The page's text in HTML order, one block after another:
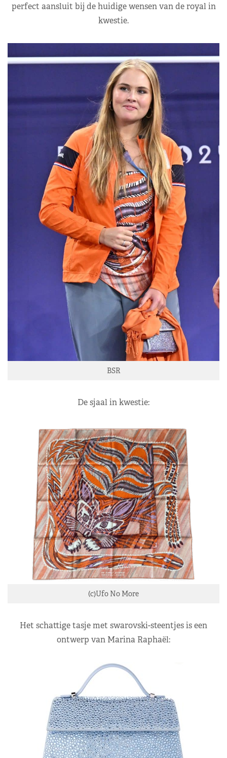
perfect aansluit bij de huidige wensen van de royal in
kwestie.
BSR
De sjaal in kwestie:
(c)Ufo No More
Het schattige tasje met swarovski-steentjes is een
ontwerp van Marina Raphaël: